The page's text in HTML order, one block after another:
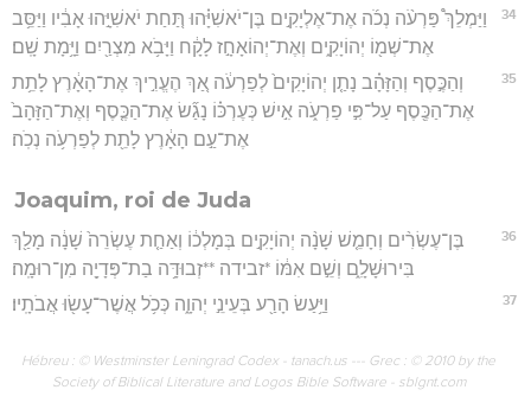
34
וַיַּמְלֵךְ֩ פַּרְעֹ֨ה נְכֹ֜ה אֶת־אֶלְיָקִ֣ים בֶּן־יֹאשִׁיָּ֗הוּ תַּ֚חַת יֹאשִׁיָּ֣הוּ אָבִ֔יו וַיַּסֵּ֥ב
אֶת־שְׁמ֖וֹ יְהוֹיָקִ֑ים וְאֶת־יְהוֹאָחָ֣ז לָקָ֔ח וַיָּבֹ֥א מִצְרַ֖יִם וַיָּ֥מָת שָֽׁם׃
35
וְהַכֶּ֣סֶף וְהַזָּהָ֗ב נָתַ֤ן יְהוֹיָקִים֙ לְפַרְעֹ֔ה אַ֚ךְ הֶעֱרִ֣יךְ אֶת־הָאָ֔רֶץ לָתֵ֥ת
אֶת־הַכֶּ֖סֶף עַל־פִּ֣י פַרְעֹ֑ה אִ֣ישׁ כְּעֶרְכּ֗וֹ נָגַ֞שׂ אֶת־הַכֶּ֤סֶף וְאֶת־הַזָּהָב֙
אֶת־עַ֣ם הָאָ֔רֶץ לָתֵ֖ת לְפַרְעֹ֥ה נְכֹֽה׃
Joaquim, roi de Juda
36
בֶּן־עֶשְׂרִ֨ים וְחָמֵ֤שׁ שָׁנָ֨ה יְהוֹיָקִ֣ים בְּמָלְכ֔וֹ וְאַחַ֤ת עֶשְׂרֵה֙ שָׁנָ֔ה מָלַ֖ךְ
בִּירוּשָׁלִָ֑ם וְשֵׁ֣ם אִמּ֔וֹ *זבידה **זְבוּדָּ֥ה בַת־פְּדָיָ֖ה מִן־רוּמָֽה׃
37 וַיַּ֥עַשׂ הָרַ֖ע בְּעֵינֵ֣י יְהוָ֑ה כְּכֹ֥ל אֲשֶׁר־עָשׂ֖וּ אֲבֹתָֽיו׃
Hébreu : © Westminster Leningrad Codex - tanach.us --- Grec : © 2010 by the
Society of Biblical Literature and Logos Bible Software - sblgnt.com